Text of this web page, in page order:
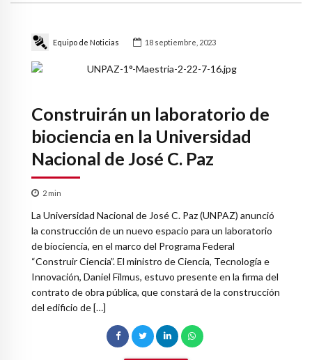
Equipo de Noticias 18 septiembre, 2023
Construirán un laboratorio de
biociencia en la Universidad
Nacional de José C. Paz
2 min
La Universidad Nacional de José C. Paz (UNPAZ) anunció
la construcción de un nuevo espacio para un laboratorio
de biociencia, en el marco del Programa Federal
“Construir Ciencia”. El ministro de Ciencia, Tecnología e
Innovación, Daniel Filmus, estuvo presente en la firma del
contrato de obra pública, que constará de la construcción
del edificio de […]